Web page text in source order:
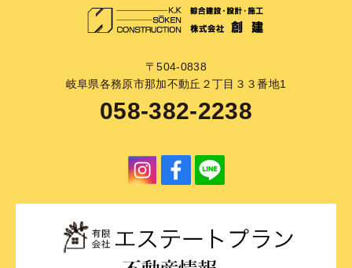
〒504-0838
岐阜県各務原市那加不動丘２丁目３３番地1
058-382-2238